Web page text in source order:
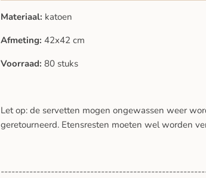
Materiaal: katoen
Afmeting: 42x42 cm
Voorraad: 80 stuks
Let op: de servetten mogen ongewassen weer
geretourneerd. Etensresten moeten wel worden